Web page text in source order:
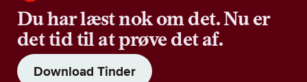
Du har læst nok om det. Nu er
det tid til at prøve det af.
Download Tinder